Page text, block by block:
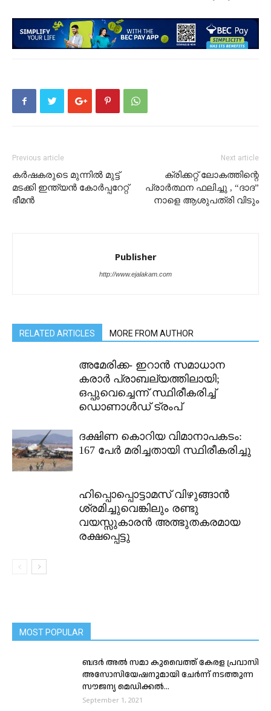
Previous article
കർഷകരുടെ മുന്നിൽ മുട്ട്
മടക്കി ഇന്ത്യൻ കോർപ്പറേറ്റ്
ഭീമൻ
Next article
ക്രിക്കറ്റ് ലോകത്തിന്റെ
പ്രാർത്ഥന ഫലിച്ചു , “ദാദ”
നാളെ ആശുപത്രി വിടും
Publisher
http://www.ejalakam.com
RELATED ARTICLES MORE FROM AUTHOR
അമേരിക്ക- ഇറാൻ സമാധാന
കരാർ പ്രാബല്യത്തിലായി;
ഒപ്പുവെച്ചെന്ന് സ്ഥിരീകരിച്ച്
ഡൊണാൾഡ് ട്രംപ്
ദക്ഷിണ കൊറിയ വിമാനാപകടം:
167 പേർ മരിച്ചതായി സ്ഥിരീകരിച്ചു
ഹിപ്പൊപ്പൊട്ടാമസ് വിഴുങ്ങാൻ
ശ്രമിച്ചുവെങ്കിലും രണ്ടു
വയസ്സുകാരൻ അത്ഭുതകരമായ
രക്ഷപ്പെട്ടു
MOST POPULAR
ബദർ അൽ സമാ കുവൈത്ത് കേരള പ്രവാസി
അസോസിയേഷനുമായി ചേർന്ന് നടത്തുന്ന
സൗജന്യ മെഡിക്കൽ...
September 1, 2021